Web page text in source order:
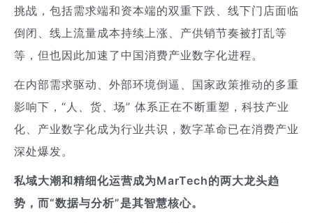
挑战，包括需求端和资本端的双重下跌、线下门店面临
倒闭、线上流量成本持续上涨、产供销节奏被打乱等
等，但也因此加速了中国消费产业数字化进程。
在内部需求驱动、外部环境倒逼、国家政策推动的多重
影响下，“人、货、场” 体系正在不断重塑，科技产业
化、产业数字化成为行业共识，数字革命已在消费产业
深处爆发。
私域大潮和精细化运营成为MarTech的两大龙头趋
势，而“数据与分析”是其智慧核心。